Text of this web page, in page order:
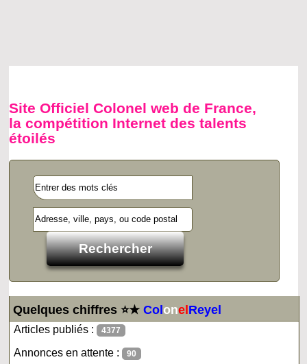
Site Officiel Colonel web de France,
la compétition Internet des talents
étoilés
Quelques chiffres ⭐★ColonelReyel
Articles publiés : 4377
Annonces en attente : 90